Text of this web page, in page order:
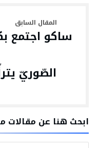
ساكو اجتمع
الصّوريّ
ابحث هنا عن مقالات
البحث عن: